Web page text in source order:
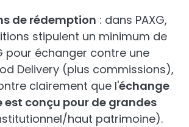
de rédemption : dans PAXG,
stipulent un minimum de
pour échanger contre une
Delivery (plus commissions),
clairement que l'échange
est conçu pour de grandes
haut patrimoine).